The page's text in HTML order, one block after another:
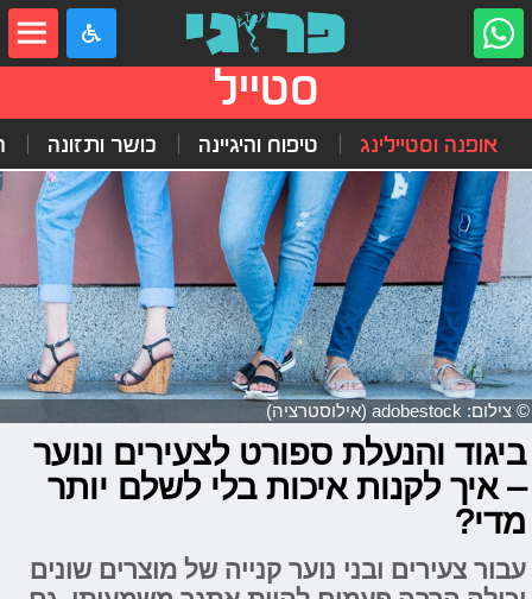
סטייל
אופנה וסטיילינג טיפוח והיגיינה כושר ותזונה
© צילום: adobestock (אילוסטרציה)
ביגוד והנעלת ספורט לצעירים ונוער
– איך לקנות איכות בלי לשלם יותר
מדי?
עבור צעירים ובני נוער קנייה של מוצרים שונים